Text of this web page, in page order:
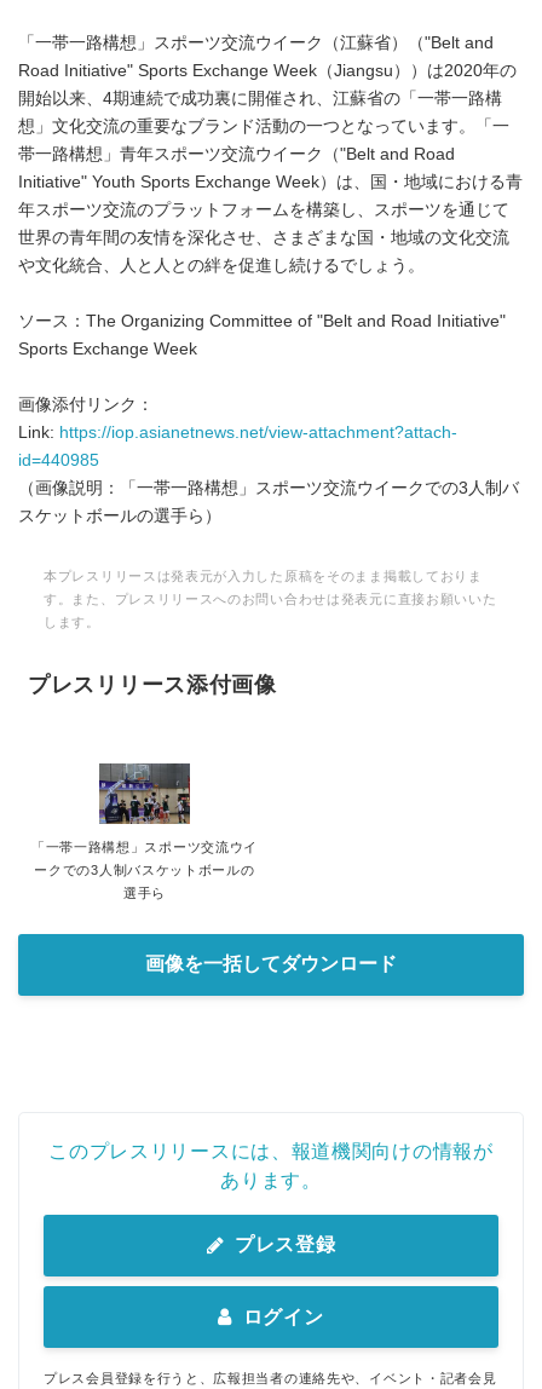
「一帯一路構想」スポーツ交流ウイーク（江蘇省）（"Belt and
Road Initiative" Sports Exchange Week（Jiangsu））は2020年の
開始以来、4期連続で成功裏に開催され、江蘇省の「一帯一路構
想」文化交流の重要なブランド活動の一つとなっています。「一
帯一路構想」青年スポーツ交流ウイーク（"Belt and Road
Initiative" Youth Sports Exchange Week）は、国・地域における青
年スポーツ交流のプラットフォームを構築し、スポーツを通じて
世界の青年間の友情を深化させ、さまざまな国・地域の文化交流
や文化統合、人と人との絆を促進し続けるでしょう。
ソース：The Organizing Committee of "Belt and Road Initiative"
Sports Exchange Week
画像添付リンク：
Link: https://iop.asianetnews.net/view-attachment?attach-
id=440985
（画像説明：「一帯一路構想」スポーツ交流ウイークでの3人制バ
スケットボールの選手ら）
本プレスリリースは発表元が入力した原稿をそのまま掲載しておりま
す。また、プレスリリースへのお問い合わせは発表元に直接お願いいた
します。
プレスリリース添付画像
「一帯一路構想」スポーツ交流ウイ
ークでの3人制バスケットボールの
選手ら
画像を一括してダウンロード
このプレスリリースには、報道機関向けの情報が
あります。
プレス登録
ログイン
プレス会員登録を行うと、広報担当者の連絡先や、イベント・記者会見